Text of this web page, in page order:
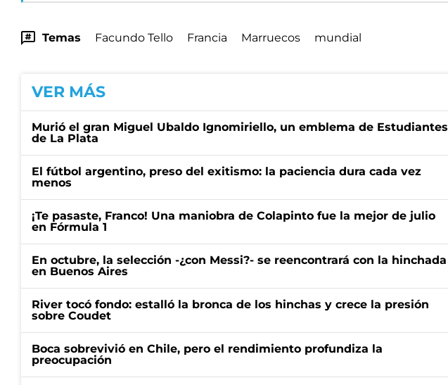
Temas Facundo Tello Francia Marruecos mundial
VER MÁS
Murió el gran Miguel Ubaldo Ignomiriello, un emblema de Estudiantes
de La Plata
El fútbol argentino, preso del exitismo: la paciencia dura cada vez
menos
¡Te pasaste, Franco! Una maniobra de Colapinto fue la mejor de julio
en Fórmula 1
En octubre, la selección -¿con Messi?- se reencontrará con la hinchada
en Buenos Aires
River tocó fondo: estalló la bronca de los hinchas y crece la presión
sobre Coudet
Boca sobrevivió en Chile, pero el rendimiento profundiza la
preocupación